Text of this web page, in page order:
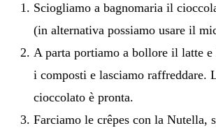
Sciogliamo a bagnomaria il
(in alternativa possiamo usare il
A parta portiamo a bollore il latte e
i composti e lasciamo raffreddare.
cioccolato è pronta.
Farciamo le crêpes con la Nutella,